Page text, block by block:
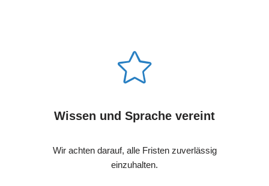
Wissen und Sprache vereint
Wir achten darauf, alle Fristen zuverlässig
einzuhalten.